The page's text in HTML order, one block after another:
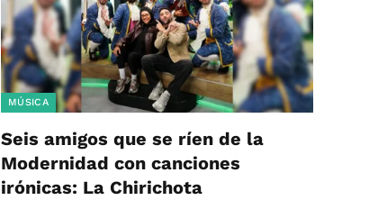
MÚSICA
Seis amigos que se ríen de la
Modernidad con canciones
irónicas: La Chirichota